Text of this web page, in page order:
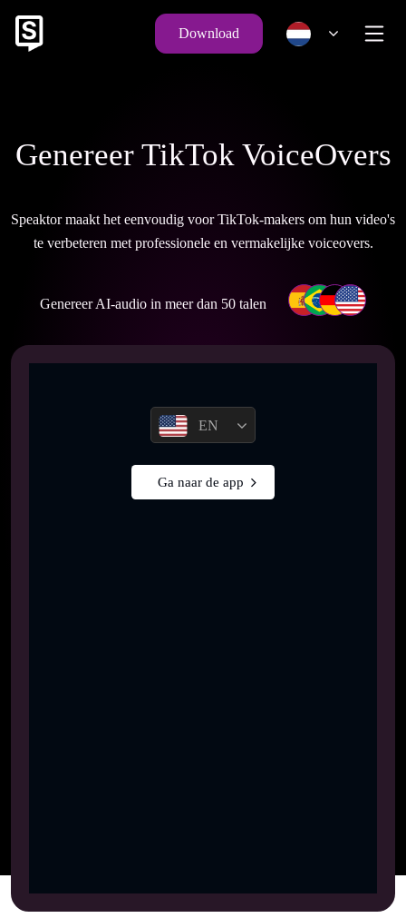
Download
Genereer TikTok VoiceOvers
Speaktor maakt het eenvoudig voor TikTok-makers om hun video's
te verbeteren met professionele en vermakelijke voiceovers.
Genereer AI-audio in meer dan 50 talen
EN
Ga naar de app